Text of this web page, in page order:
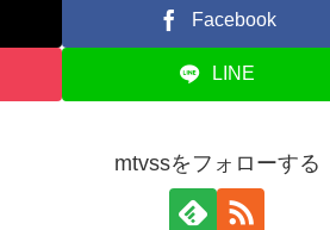
Facebook
LINE
mtvssをフォローする